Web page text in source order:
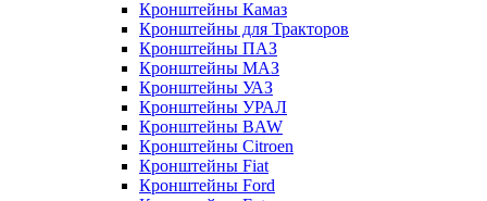
Кронштейны Камаз
Кронштейны для Тракторов
Кронштейны ПАЗ
Кронштейны МАЗ
Кронштейны УАЗ
Кронштейны УРАЛ
Кронштейны BAW
Кронштейны Citroen
Кронштейны Fiat
Кронштейны Ford